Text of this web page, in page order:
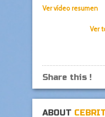
Ver vídeo resumen
Ver
Share this !
ABOUT